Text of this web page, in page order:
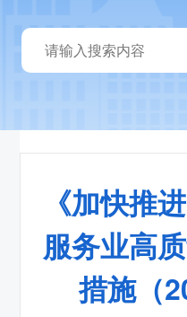
《加快推
服务业高
措施（